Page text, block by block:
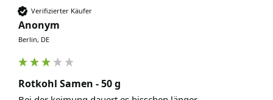
Verifizierter Käufer
Anonym
Berlin, DE
Rotkohl Samen - 50 g